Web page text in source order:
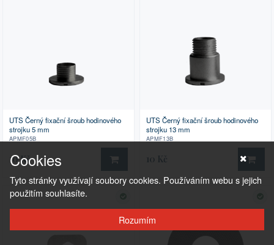
UTS Černý fixační šroub hodinového
strojku 5 mm
APMF05B
10 Kč DO KOŠÍKU
UTS Černý fixační šroub hodinového
strojku 13 mm
APMF13B
10 Kč DO
Cookies
Tyto stránky využívají soubory cookies. Používáním webu s jejich
použitím souhlasíte.
Rozumím